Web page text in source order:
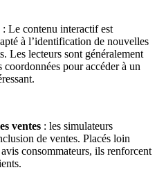
: Le contenu interactif est
à l’identification de nouvelles
Les lecteurs sont généralement
coordonnées pour accéder à un
ventes : les simulateurs
de ventes. Placés loin
consommateurs, ils renforcent